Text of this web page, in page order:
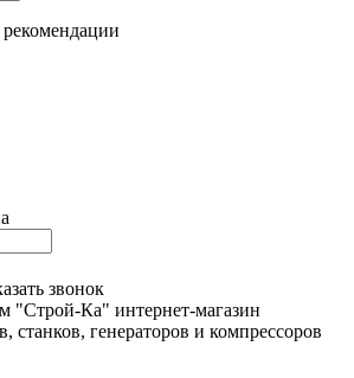
звонок
"Строй-Ка" интернет-магазин
станков, генераторов и компрессоров